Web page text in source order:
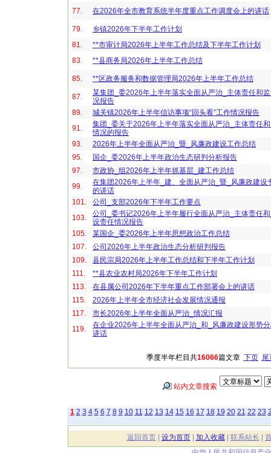
77.
在2026年全市教育系统半年度重点工作调度会上的讲话
79.
乡镇2026年下半年工作计划
81.
**市审计局2026年上半年工作总结及下半年工作计划
83.
**县商务局2026年上半年工作总结
85. **区政务服务和数据管理局2026年上半年工作总结
87.
某集团_委2026年上半年落实全面从严治_主体责任和
况报告
89.
城关镇2026年上半年信访事项“回头看”工作情况报告
91.
集团_委关于2026年上半年落实全面从严治_主体责任
情况的报告
93.
2026年上半年全面从严治_暨_风廉政建设工作总结
95.
国企_委2026年上半年政治生态研判分析报告
97.
市政协_组2026年上半年抓基层_建工作总结
99.
在集团2026年上半年_建、全面从严治_暨_风廉政建设
的讲话
101.
公司_支部2026年下半年工作要点
103.
公司_委书记2026年上半年履行全面从严治_主体责任
设责任情况报告
105.
某国企_委2026年上半年思想政治工作总结
107.
公司2026年上半年政治生态分析研判报告
109.
县民宗局2026年上半年工作总结和下半年工作计划
111.
**县农业农村局2026年下半年工作计划
113.
在县属公司2026年下半年重点工作部署会上的讲话
115.
2026年上半年全市经济社会发展情况通报
117.
市长2026年上半年全面从严治_情况汇报
119.
在企业2026年上半年全面从严治_和_风廉政建设形势
讲话
季度半年栏目共16066篇文章 下页 尾
站内文章搜索
1 2 3 4 5 6 7 8 9 10 11 12 13 14 15 16 17 18 19 20 21 22 23
返回首页| 设为首页| 加入收藏| 联系站长